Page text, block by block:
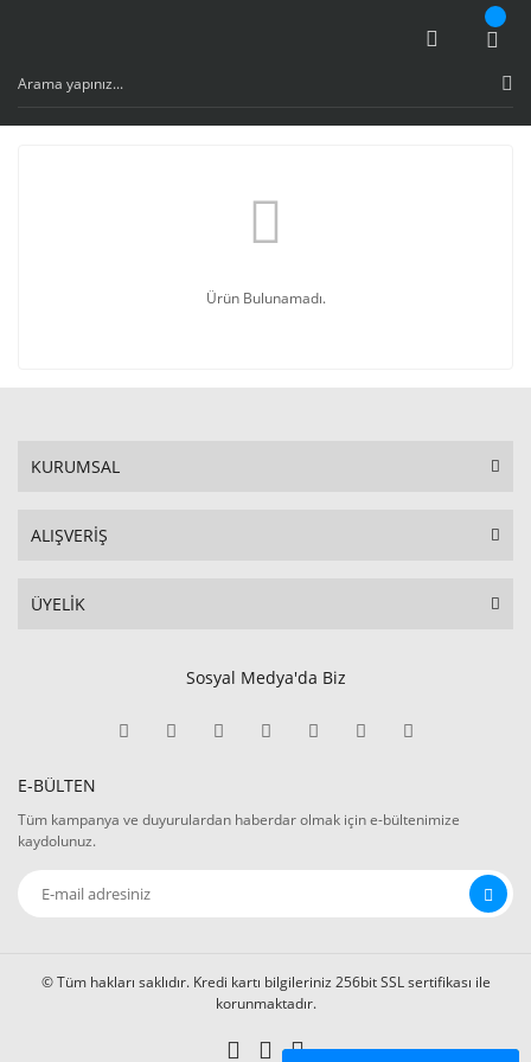
Ürün Bulunamadı.
KURUMSAL
ALIŞVERİŞ
ÜYELİK
Sosyal Medya'da Biz
E-BÜLTEN
Tüm kampanya ve duyurulardan haberdar olmak için e-bültenimize
kaydolunuz.
© Tüm hakları saklıdır. Kredi kartı bilgileriniz 256bit SSL sertifikası ile
korunmaktadır.